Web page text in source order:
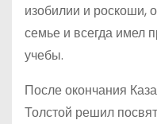
изобилии и роскоши,
семье и всегда имел
учебы.
После окончания
Толстой решил